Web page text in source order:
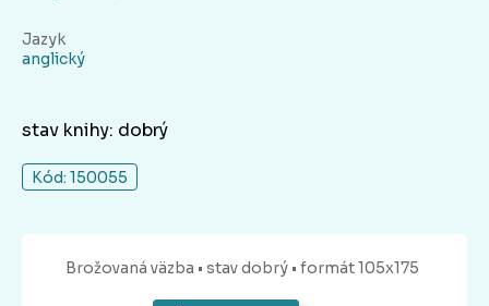
Jazyk
anglický
stav knihy: dobrý
Kód: 150055
Brožovaná väzba • stav dobrý • formát 105x175